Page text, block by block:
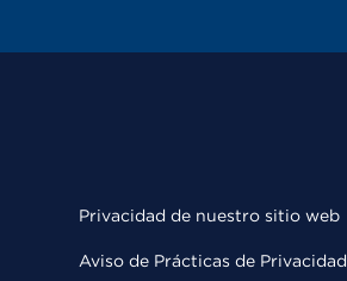
Privacidad de nuestro sitio web
Aviso de Prácticas de Privacidad